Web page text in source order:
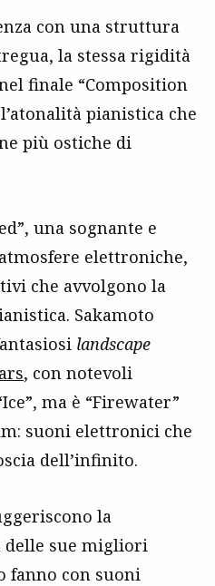
con una struttura
la stessa rigidità
finale “Composition
pianistica che
più ostiche di
una sognante e
elettroniche,
che avvolgono la
Sakamoto
landscape
, con notevoli
ma è “Firewater”
suoni elettronici che
dell’infinito.
la
sue migliori
fanno con suoni